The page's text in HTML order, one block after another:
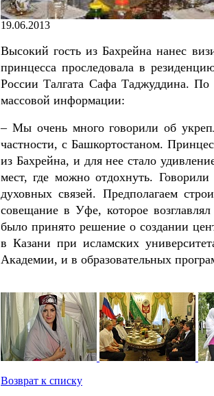
19.06.2013
Высокий гость из Бахрейна нанес
принцесса проследовала в
России Талгата Сафа Таджуддина. По
массовой информации:
– Мы очень много говорили об
частности, с Башкортостаном.
из Бахрейна, и для нее стало
мест, где можно отдохнуть.
духовных связей. Предполагаем
совещание в Уфе, которое
было принято решение о создании
в Казани при исламских
Академии, и в образовательных
Возврат к списку